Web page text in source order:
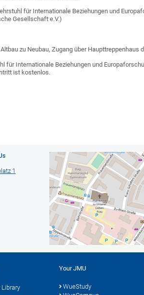
für Internationale Beziehungen und
Gesellschaft e.V.)
zu Neubau, Zugang über
für Internationale Beziehungen und
ist kostenlos.
1
Library
Your JMU
WueStudy